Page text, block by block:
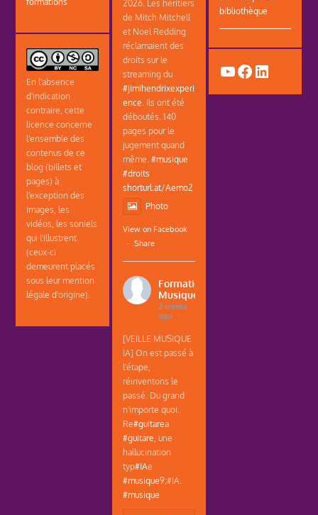
En l'absence
d'indication
contraire, cette
licence concerne
l'ensemble des
contenus de ce
blog (billets et
pages) à
l'exception des
images, les
vidéos, les soniels
qui l'illustrent
(ceux-ci
demeurent placés
sous leur mention
légale d'origine).
2026. Les héritiers
de Mitch Mitchell
et Noel Redding
réclamaient des
droits sur le
streaming du
#jimihendrixexperi
ence . Ils ont été
déboutés. 140
pages pour le
jugement quand
même.#musique
#droits
shorturl.at/Aemo2
Photo
View on Facebook
·
Share
Formations
Musique
2 weeks
ago
[VEILLE MUSIQUE
IA] On est passé à
l'étape,
réinventons le
passé. Du grand
n'importe quoi.
Re#guitarea
#guitare , une
hallucination
typ#IAe
#musique9;#IA.
#musique
bibliothèque
YouTube
Facebook
LinkedIn